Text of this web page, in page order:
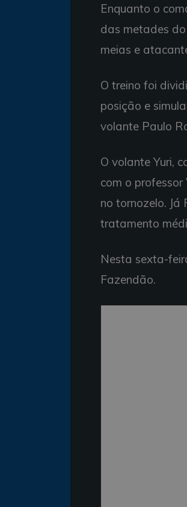
Enquanto o
das metades
meias e
O treino foi
posição e
volante Paulo
O volante Yuri,
com o
no tornozelo. Já
tratamento
Nesta sexta-
Fazendão.